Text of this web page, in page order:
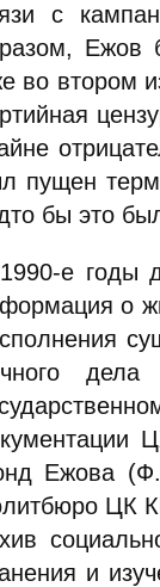
с
Ежов
во втором
пущен
бы это
е годы
о
Ежова (Ф.
ЦК
и